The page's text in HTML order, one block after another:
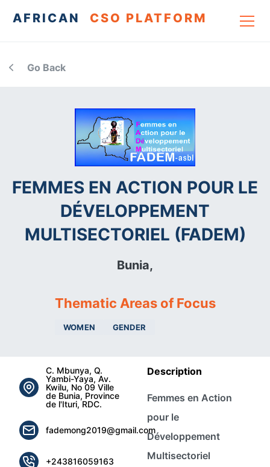
AFRICAN CSO PLATFORM
Go Back
FEMMES EN ACTION POUR LE
DÉVELOPPEMENT
MULTISECTORIEL (FADEM)
Bunia,
Thematic Areas of Focus
WOMEN GENDER
C. Mbunya, Q.
Yambi-Yaya, Av.
Kwilu, No 09 Ville
de Bunia, Province
de l'Ituri, RDC.
fademong2019@gmail.com
+243816059163
Description
Femmes en Action
pour le
Développement
Multisectoriel